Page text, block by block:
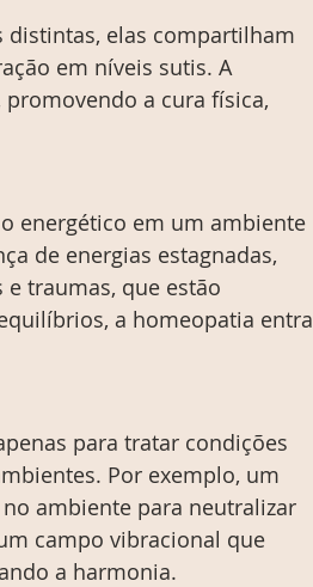
distintas, elas compartilham
em níveis sutis. A
a cura física,
energético em um ambiente
de energias estagnadas,
traumas, que estão
a homeopatia entra
para tratar condições
Por exemplo, um
ambiente para neutralizar
campo vibracional que
a harmonia.